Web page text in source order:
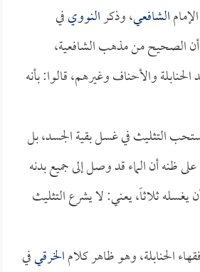
الشافعي، وذكرالنوويفي
الصحيح من مذهب الشافعية،
والأحناف وغيرهم، قالوا: بأنه
التثليث في غسل بقية الجسد، بل
ظنه أن الماء قد وصل إلى جميع بدنه
يغسله ثلاثاً، يعني: لا يشرع التثليث
الحنابلة، وهو ظاهر كلامالخرقيفي